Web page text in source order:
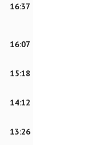
16:37
16:07
15:18
14:12
13:26